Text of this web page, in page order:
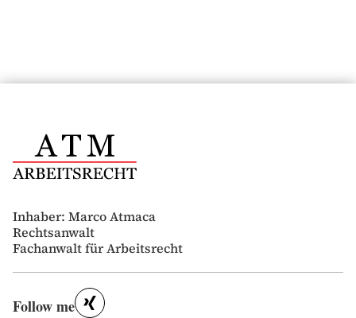
Inhaber: Marco Atmaca
Rechtsanwalt
Fachanwalt für Arbeitsrecht
Follow me